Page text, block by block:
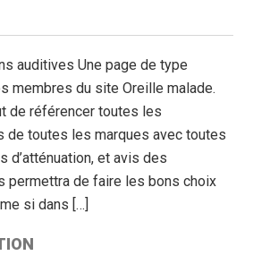
auditives Une page de type
membres du site Oreille malade.
de référencer toutes les
de toutes les marques avec toutes
d’atténuation, et avis des
permettra de faire les bons choix
si dans […]